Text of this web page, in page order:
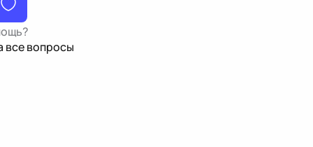
все вопросы